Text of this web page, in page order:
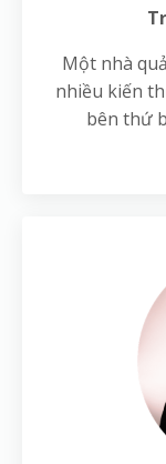
Một nhà
nhiều kiến
bên thứ